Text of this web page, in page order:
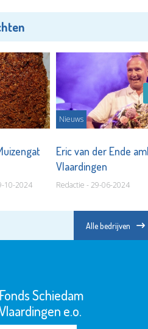
10-2024
Nieuws
Eric van der Ende
Vlaardingen
Redactie - 29-06-2024
Alle bedrijven
Fonds Schiedam
e.o.